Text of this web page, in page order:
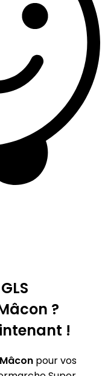
?
!
Mâcon pour vos